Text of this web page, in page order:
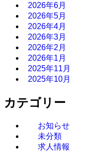
2026年6月
2026年5月
2026年4月
2026年3月
2026年2月
2026年1月
2025年11月
2025年10月
カテゴリー
お知らせ
未分類
求人情報